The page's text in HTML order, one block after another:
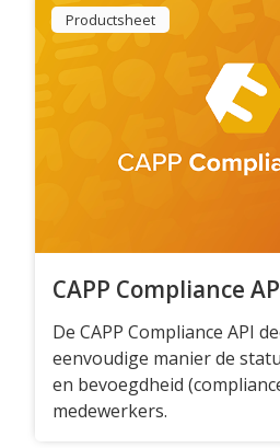
Productsheet
CAPP Compliance
De CAPP Compliance API
eenvoudige manier de
en bevoegdheid
medewerkers.